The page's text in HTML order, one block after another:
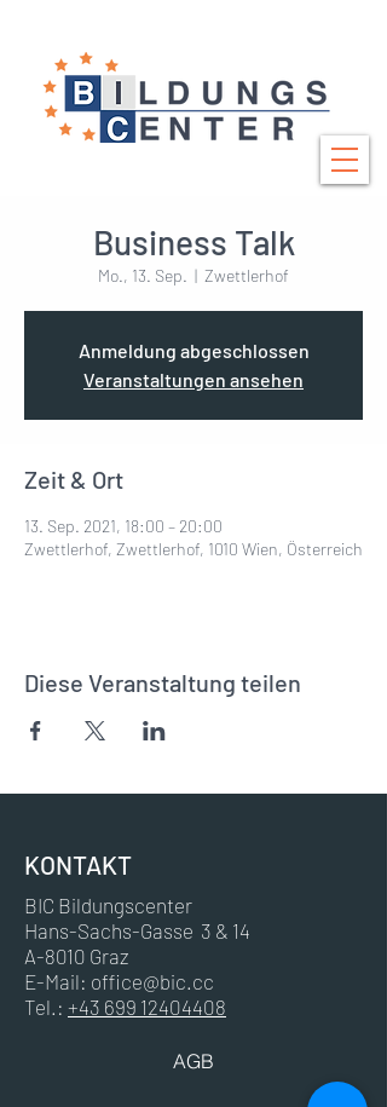
Business Talk
Mo., 13. Sep.
  |
Zwettlerhof
Anmeldung abgeschlossen
Veranstaltungen ansehen
Zeit & Ort
13. Sep. 2021, 18:00 – 20:00
Zwettlerhof, Zwettlerhof, 1010 Wien, Österreich
Diese Veranstaltung teilen
KONTAKT
BIC Bildungscenter
Hans-Sachs-Gasse 3 & 14
A-8010 Graz
E-Mail: office@bic.cc
Tel.: +43 699 12404408
AGB